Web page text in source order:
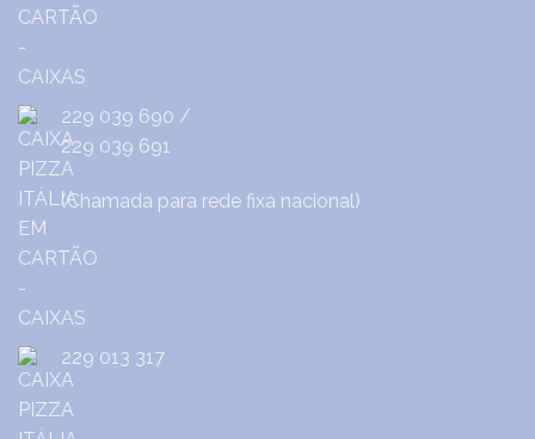
229 039 690 /
229 039 691
(Chamada para rede fixa nacional)
229 013 317